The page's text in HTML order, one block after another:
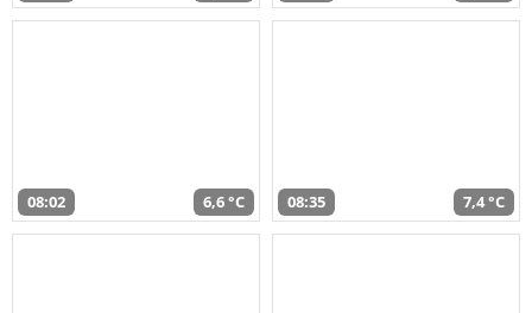
08:02 6,6 °C 08:35 7,4 °C